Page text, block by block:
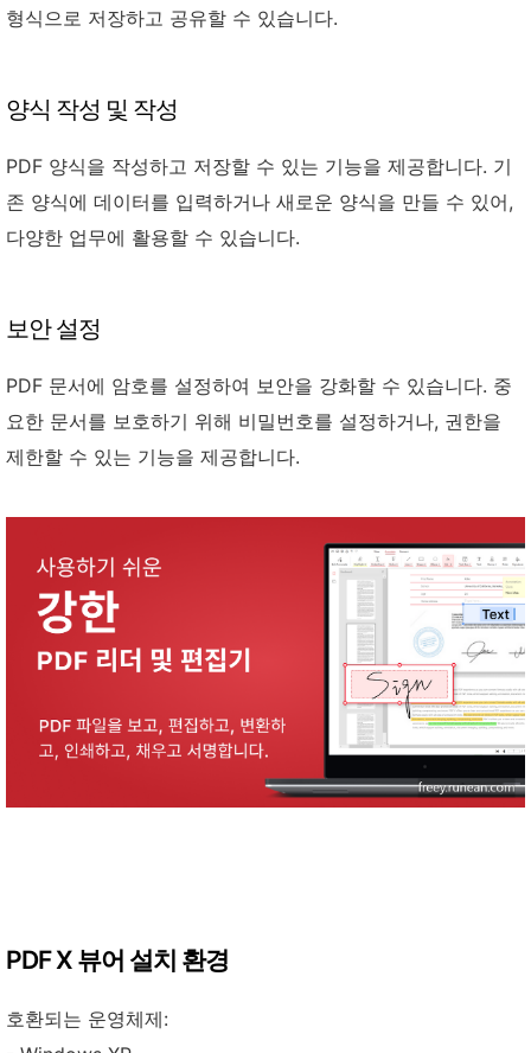
형식으로 저장하고 공유할 수 있습니다.
양식 작성 및 작성
PDF 양식을 작성하고 저장할 수 있는 기능을 제공합니다. 기
존 양식에 데이터를 입력하거나 새로운 양식을 만들 수 있어,
다양한 업무에 활용할 수 있습니다.
보안 설정
PDF 문서에 암호를 설정하여 보안을 강화할 수 있습니다. 중
요한 문서를 보호하기 위해 비밀번호를 설정하거나, 권한을
제한할 수 있는 기능을 제공합니다.
PDF X 뷰어 설치 환경
호환되는 운영체제: